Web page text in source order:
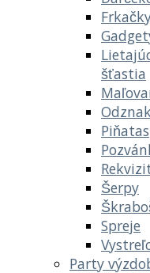
šťastia
Piňatas
Šerpy
Spreje
Party